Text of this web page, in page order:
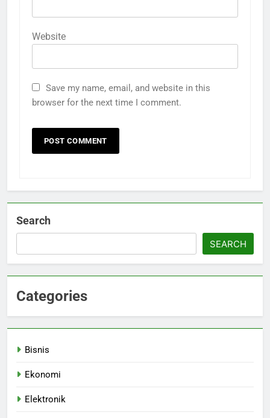
Website
Save my name, email, and website in this
browser for the next time I comment.
Search
SEARCH
Categories
Bisnis
Ekonomi
Elektronik